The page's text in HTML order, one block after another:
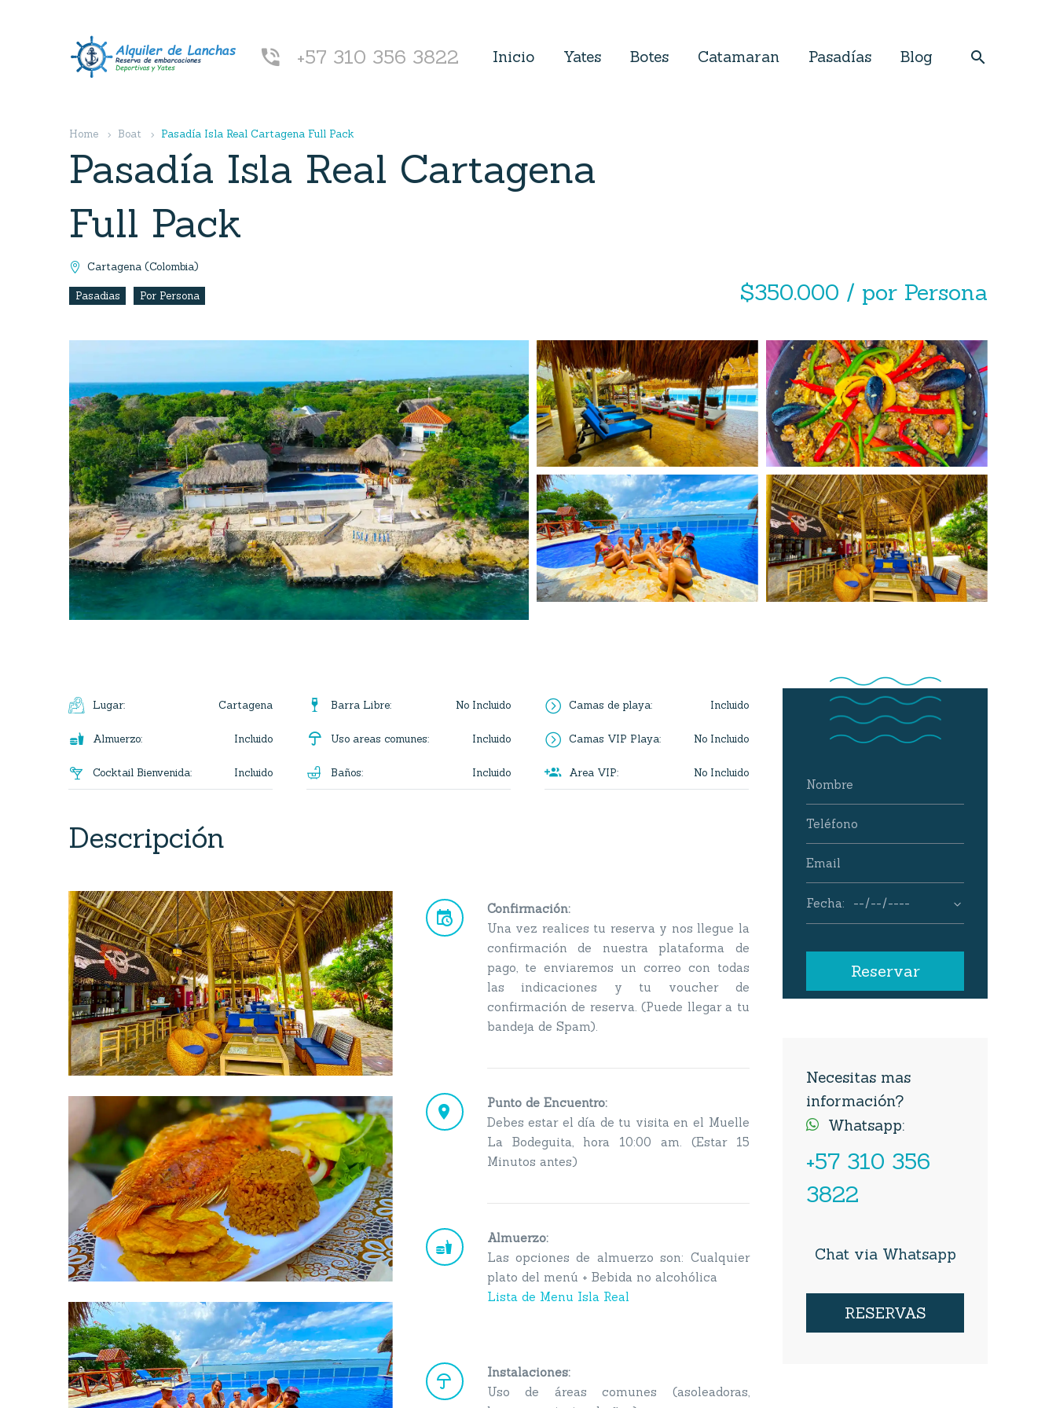

 +57 310 356 3822 Inicio Yates Botes Catamaran Pasadías Blog
Home Boat Pasadía Isla Real Cartagena Full Pack
Pasadía Isla Real Cartagena
Full Pack
 Cartagena (Colombia)
Pasadias Por Persona $350.000 / por Persona
Lugar: Cartagena
 Almuerzo: Incluido
 Cocktail Bienvenida: Incluido
 Barra Libre: No Incluido
 Uso areas comunes: Incluido
Baños: Incluido
= Camas de playa: Incluido
= Camas VIP Playa: No Incluido
 Area VIP: No Incluido
Descripción


Confirmación:
Una vez realices tu reserva y nos llegue la
confirmación de nuestra plataforma de
pago, te enviaremos un correo con todas
las indicaciones y tu voucher de
confirmación de reserva. (Puede llegar a tu
bandeja de Spam).


Punto de Encuentro:
Debes estar el día de tu visita en el Muelle
La Bodeguita, hora 10:00 am. (Estar 15
Minutos antes)


Almuerzo:
Las opciones de almuerzo son: Cualquier
plato del menú + Bebida no alcohólica
Lista de Menu Isla Real


Instalaciones:
Uso de áreas comunes (asoleadoras,
Necesitas mas
información?
 Whatsapp:
+57 310 356
3822
Chat via Whatsapp
RESERVAS